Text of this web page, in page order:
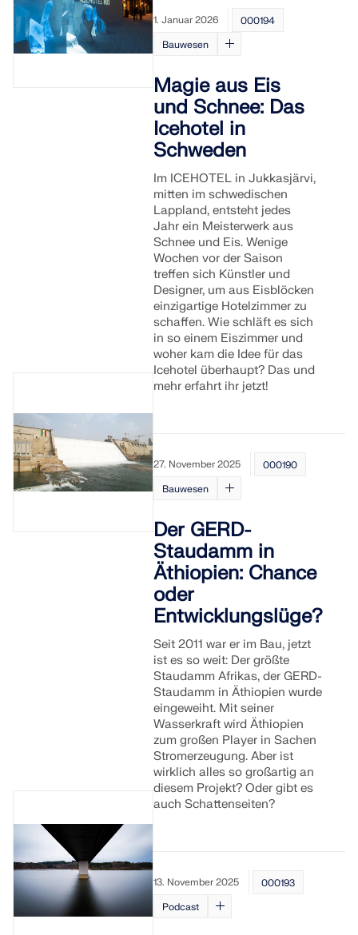
1. Januar 2026
000194
Bauwesen
Magie aus Eis
und Schnee: Das
Icehotel in
Schweden
Im ICEHOTEL in Jukkasjärvi,
mitten im schwedischen
Lappland, entsteht jedes
Jahr ein Meisterwerk aus
Schnee und Eis. Wenige
Wochen vor der Saison
treffen sich Künstler und
Designer, um aus Eisblöcken
einzigartige Hotelzimmer zu
schaffen. Wie schläft es sich
in so einem Eiszimmer und
woher kam die Idee für das
Icehotel überhaupt? Das und
mehr erfahrt ihr jetzt!
27. November 2025
000190
Bauwesen
Der GERD-
Staudamm in
Äthiopien: Chance
oder
Entwicklungslüge?
Seit 2011 war er im Bau, jetzt
ist es so weit: Der größte
Staudamm Afrikas, der GERD-
Staudamm in Äthiopien wurde
eingeweiht. Mit seiner
Wasserkraft wird Äthiopien
zum großen Player in Sachen
Stromerzeugung. Aber ist
wirklich alles so großartig an
diesem Projekt? Oder gibt es
auch Schattenseiten?
13. November 2025
000193
Podcast